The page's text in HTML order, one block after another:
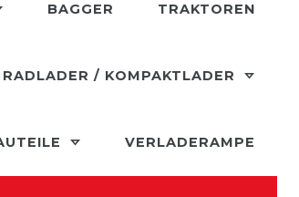
BAGGER TRAKTOREN
RADLADER / KOMPAKTLADER
VERLADERAMPE